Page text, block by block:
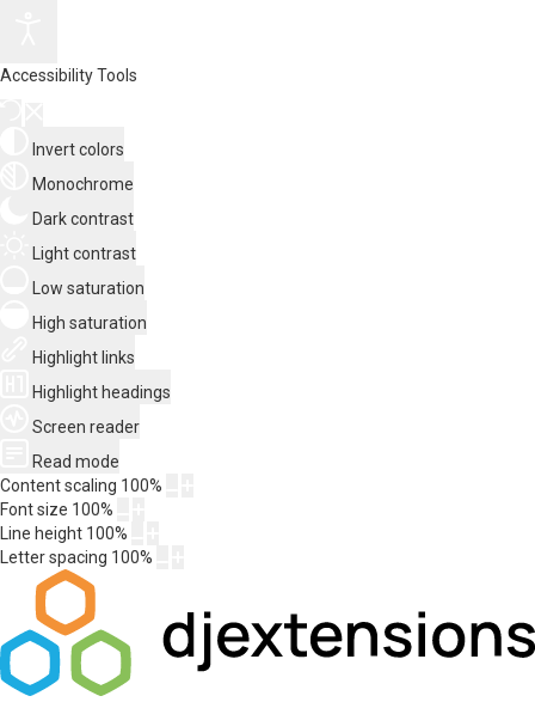
Accessibility Tools
Invert colors
Monochrome
Dark contrast
Light contrast
Low saturation
High saturation
Highlight links
Highlight headings
Screen reader
Read mode
Content scaling 100%
Font size 100%
Line height 100%
Letter spacing 100%